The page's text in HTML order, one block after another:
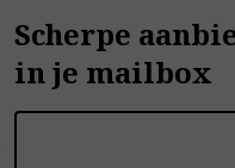
Scherpe
in je mailbox